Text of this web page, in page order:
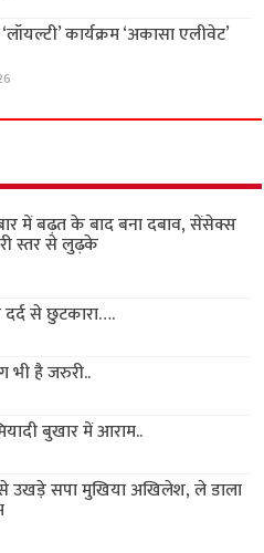
कार्यक्रम ‘अकासा एलीवेट’
में बढ़त के बाद बना दबाव, सेंसेक्स
स्तर से लुढ़के
दर्द से छुटकारा….
भी है जरुरी..
बुखार में आराम..
उखड़े सपा मुखिया अखिलेश, ले डाला